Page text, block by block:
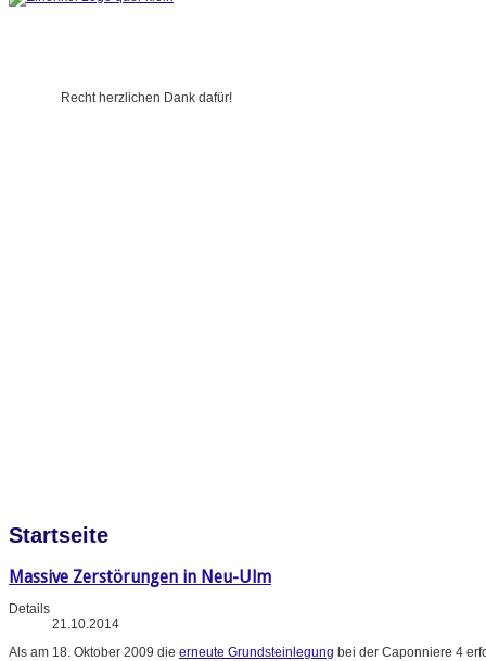
Recht herzlichen Dank dafür!
Startseite
Massive Zerstörungen in Neu-Ulm
Details
21.10.2014
Als am 18. Oktober 2009 die erneute Grundsteinlegung bei der Caponniere 4